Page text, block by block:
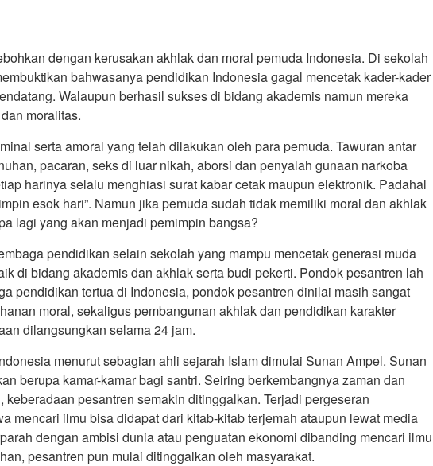
dengan kerusakan akhlak dan moral pemuda Indonesia. Di sekolah
bahwasanya pendidikan Indonesia gagal mencetak kader-kader
Walaupun berhasil sukses di bidang akademis namun mereka
moralitas.
serta amoral yang telah dilakukan oleh para pemuda. Tawuran antar
pacaran, seks di luar nikah, aborsi dan penyalah gunaan narkoba
harinya selalu menghiasi surat kabar cetak maupun elektronik. Padahal
esok hari”. Namun jika pemuda sudah tidak memiliki moral dan akhlak
lagi yang akan menjadi pemimpin bangsa?
pendidikan selain sekolah yang mampu mencetak generasi muda
di bidang akademis dan akhlak serta budi pekerti. Pondok pesantren lah
pendidikan tertua di Indonesia, pondok pesantren dinilai masih sangat
moral, sekaligus pembangunan akhlak dan pendidikan karakter
dilangsungkan selama 24 jam.
menurut sebagian ahli sejarah Islam dimulai Sunan Ampel. Sunan
berupa kamar-kamar bagi santri. Seiring berkembangnya zaman dan
keberadaan pesantren semakin ditinggalkan. Terjadi pergeseran
mencari ilmu bisa didapat dari kitab-kitab terjemah ataupun lewat media
dengan ambisi dunia atau penguatan ekonomi dibanding mencari ilmu
pesantren pun mulai ditinggalkan oleh masyarakat.